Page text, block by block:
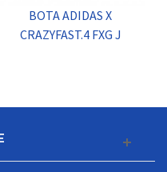
BOTA ADIDAS X
CRAZYFAST.4 FXG J